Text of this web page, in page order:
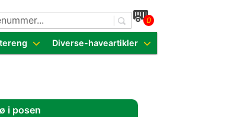
sorter 0
Diverse-haveartikler
i posen